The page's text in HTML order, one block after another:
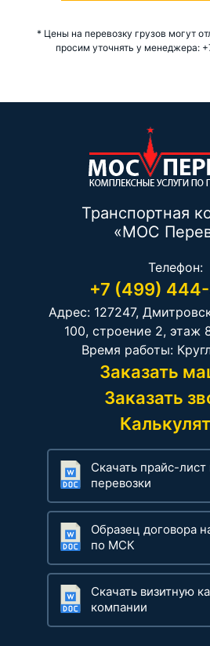
* Цены на перевозку грузов могут
просим уточнять у менеджера:
Транспортная
«МОС
Телефон:
+7 (499)
Адрес: 127247,
100, строение 2, этаж
Время работы:
Заказать
Заказать
Скачать прайс-лист
перевозки
Образец договора
по МСК
Скачать визитную
компании